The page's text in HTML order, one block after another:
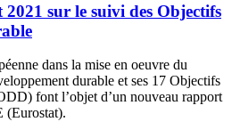
sur le suivi des Objectifs
dans la mise en oeuvre du
durable et ses 17 Objectifs
font l’objet d’un nouveau rapport
(Eurostat).